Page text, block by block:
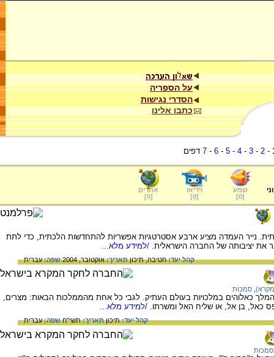
על הספריה
הסדרי נגישות
כתבו אלינו
-
2
-
3
-
4
-
5
-
6
-
7 דפים
שמע
[
0
]
וידיאו
[
0
]
אתרים
[
0
]
נייר העמדה מציע ארבע אסטרטגיות אפשריות להתחדשות הלכתית, כדי לתת
את יציבותה של החברה הישראלית. /למידע מלא...
קהל יעד:חטיבה,תיכוןתאריך:אוקטובר, 2004 שפה:עברית
סמכות
כאלוהים במלכויות בעולם העתיק. לגבי כל אחת מהממלכות הבאות: מצרים,
כאל, בן אל, או שליח האל ומשרתו. /למידע מלא...
קהל יעד:תיכוןתאריך:תשי"חשפה:עברית
סמכות